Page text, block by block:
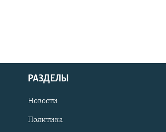
РАЗДЕЛЫ
Новости
Политика